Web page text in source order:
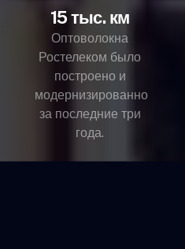
15 тыс. км
Оптоволокна
Ростелеком было
построено и
модернизированно
за последние три
года.